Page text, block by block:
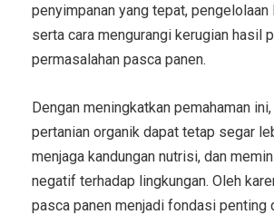
penyimpanan yang tepat, pengelolaan
serta cara mengurangi kerugian hasil
permasalahan pasca panen.
Dengan meningkatkan pemahaman
pertanian organik dapat tetap segar
menjaga kandungan nutrisi, dan
negatif terhadap lingkungan. Oleh
pasca panen menjadi fondasi penting